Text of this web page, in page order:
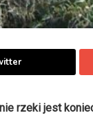
rzeki jest